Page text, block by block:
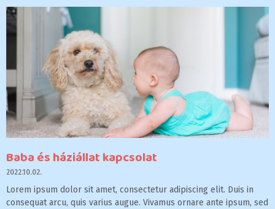
Baba és háziállat kapcsolat
2022.10.02.
Lorem ipsum dolor sit amet, consectetur adipiscing elit. Duis in
consequat arcu, quis varius augue. Vivamus ornare ante ipsum, sed